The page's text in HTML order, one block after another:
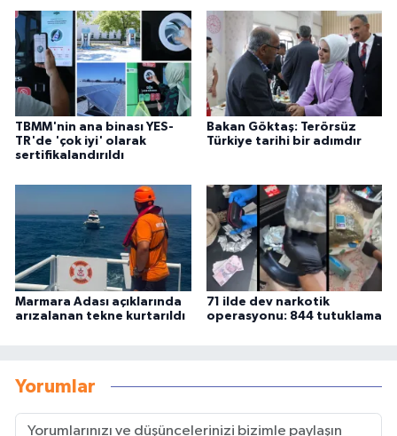
TBMM'nin ana binası YES-
TR'de 'çok iyi' olarak
sertifikalandırıldı
Bakan Göktaş: Terörsüz
Türkiye tarihi bir adımdır
Marmara Adası açıklarında
arızalanan tekne kurtarıldı
71 ilde dev narkotik
operasyonu: 844 tutuklama
Yorumlar